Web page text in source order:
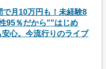
で月10万円も！未経験8
95％だから""はじめ
心。今流行りのライブ